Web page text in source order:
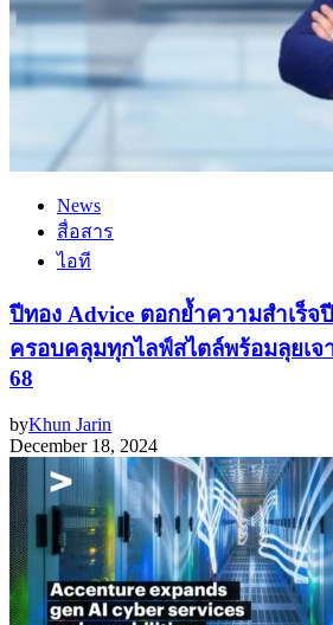
News
สื่อสาร
ไอที
ปีทอง Advice ตอกย้ำความสำเร็จ
ครอบคลุมทุกไลฟ์สไตล์พร้อมลุยเจ
68
byKhun Jarin
December 18, 2024